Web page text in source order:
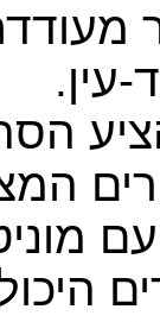
עין.